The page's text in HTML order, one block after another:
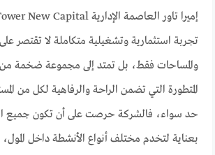
تجربة استثمارية وتشغيلية متكاملة لا تقتصر
والمساحات فقط، بل تمتد إلى مجموعة ضخمة من
المتطورة التي تضمن الراحة والرفاهية لكل من
حد سواء، فالشركة حرصت على أن تكون جميع
بعناية لتخدم مختلف أنواع الأنشطة داخل المول،